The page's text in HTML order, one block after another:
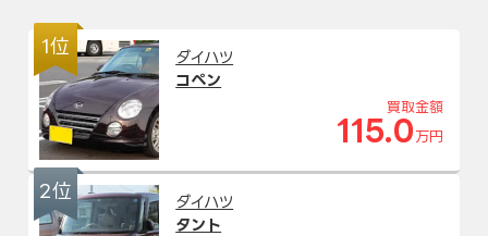
1位
ダイハツ
コペン
買取金額
115.0 万円
2位
ダイハツ
タント